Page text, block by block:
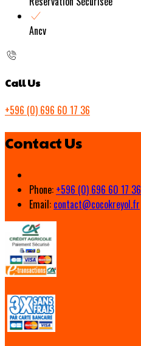
Ancv
Call Us
+596 (0) 696 60 17 36
Contact Us
Phone: +596 (0) 696 60 17 36
Email: contact@cocokreyol.fr